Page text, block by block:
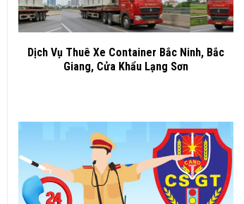
Dịch Vụ Thuê Xe Container Bắc Ninh, Bắc
Giang, Cửa Khẩu Lạng Sơn